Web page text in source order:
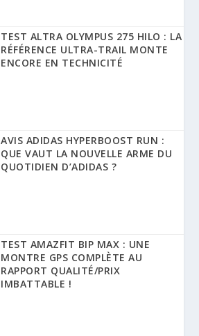
TEST ALTRA OLYMPUS 275 HILO : LA
RÉFÉRENCE ULTRA-TRAIL MONTE
ENCORE EN TECHNICITÉ
AVIS ADIDAS HYPERBOOST RUN :
QUE VAUT LA NOUVELLE ARME DU
QUOTIDIEN D’ADIDAS ?
TEST AMAZFIT BIP MAX : UNE
MONTRE GPS COMPLÈTE AU
RAPPORT QUALITÉ/PRIX
IMBATTABLE !